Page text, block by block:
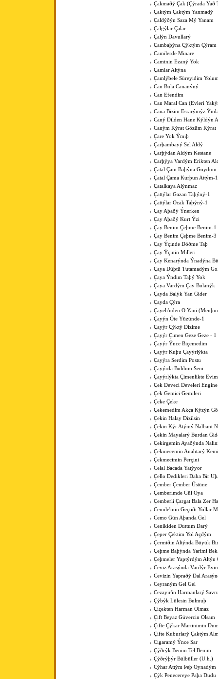
Çakmaðý Çak (Çýrada Yað
Çaktým Çaktým Yanmadý
Çaldýðýn Saza Mý Yanam
Çalgýlar Çalar
Çalýn Davullarý
Çambaþýna Çýktým Çýram
Camilerde Minare
Caminin Ezaný Yok
Çamlar Altýna
Çamlýbele Süreyidim
Can Bula Cananýný
Can Efendim
Can Maral Can (Evleri
Cana Bizim Esrarýmýz
Caný Dilden Hane Kýldýn
Caným Kýrat Gözüm Kýrat
Çare Yok Ýmiþ
Çarþambayý Sel Aldý
Çarþýdan Aldým Kestane
Çarþýya Vardým Erikten
Çatal Çam Baþýna Goydum
Çatal Çama Kurþun Attým-1
Çatalkaya Alýnmaz
Çattýlar Gazan Taþýný-1
Çattýlar Ocak Taþýný-1
Çay Aþaðý Ýnerken
Çay Aþaðý Kurt Ýzi
Çay Benim Çeþme Benim-1
Çay Benim Çeþme Benim-3
Çay Ýçinde Döðme Taþ
Çay Ýçinin Milleri
Çay Kenarýnda Ýnadýna
Çaya Düþtü Tutamadým
Çaya Ýndim Taþý Yok
Çaya Vardým Çay Bulanýk
Çayda Balýk Yan Gider
Çayda Çýra
Çayeli'nden O Yani
Çayýn Öte Yüzünde-1
Çayýr Çýktý Dizime
Çayýr Çimen Geze Geze - 1
Çayýr Ýnce Biçemedim
Çayýr Kuþu Çayýrlýkta
Çayýra Serdim Postu
Çayýrda Buldum Seni
Çayýrlýkta Çimenlikte
Çek Deveci Develeri Engine
Çek Gemici Gemileri
Çeke Çeke
Çekemedim Akça Kýzýn
Çekin Halay Dizilsin
Çekin Kýr Atýmý Nalbant
Çekin Mayalarý Burdan
Çekirgemin Ayaðýnda
Çekmecemin Anahtarý
Çekmecimin Perçini
Celal Bacada Yatýyor
Çello Dedikleri Daha Bir
Çember Çember Üstüne
Çemberimde Gül Oya
Çemberli Çargat Bala Zer
Cemile'min Geçtiði Yollar
Cemo Gün Aþanda Gel
Cenikiden Duttum Darý
Çeper Çektim Yol Açdým
Çermiðin Altýnda Büyük
Çeþme Baþýnda Yarimi
Çeþmeler Yaptýrdým Altýn
Ceviz Arasýnda Vardýr
Cevizin Yapraðý Dal
Ceyraným Gel Gel
Cezayir'in Harmanlarý
Çýbýk Lülesin Bulmuþ
Çiçekten Harman Olmaz
Çift Beyaz Güvercin Olsam
Çifte Çýkar Martinimin
Çifte Kuburlarý Çaktým
Cigaramý Ýnce Sar
Çýðrýk Benim Tel Benim
Çýðrýþýr Bülbüller (U.h.)
Cýhar Attým Þeþ Oynadým
Çýk Penecereye Paþa Dudu